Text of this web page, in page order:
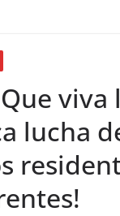
viva
lucha